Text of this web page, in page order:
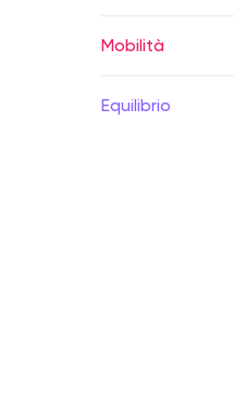
Mobilità
Equilibrio